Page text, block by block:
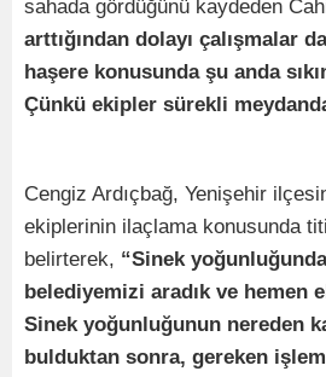
sahada gördüğünü kaydeden
arttığından dolayı çalışmalar
haşere konusunda şu anda
Çünkü ekipler sürekli
Cengiz Ardıçbağ, Yenişehir
ekiplerinin ilaçlama konusunda
belirterek, “Sinek
belediyemizi aradık ve hemen
Sinek yoğunluğunun nereden
bulduktan sonra, gereken